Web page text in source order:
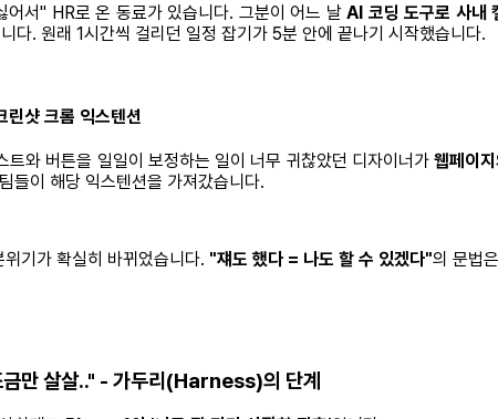
어서" HR로 온 동료가 있습니다. 그분이 어느 날AI 코딩 도구로 사내
다. 원래 1시간씩 걸리던 일정 잡기가 5분 안에 끝나기 시작했습니다.
린샷 크롬 익스텐션
트와 버튼을 일일이 보정하는 일이 너무 귀찮았던 디자이너가 웹페이
들이 해당 익스텐션을 가져갔습니다.
기가 확실히 바뀌었습니다. "쟤도 했다 = 나도 할 수 있겠다"의 문법
만 살살.." - 가두리(Harness)의 단계